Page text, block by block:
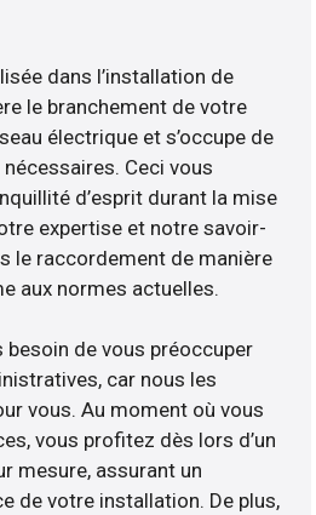
dans l’installation de
le branchement de votre
électrique et s’occupe de
Ceci vous
d’esprit durant la mise
expertise et notre savoir-
le raccordement de manière
aux normes actuelles.
besoin de vous préoccuper
car nous les
vous. Au moment où vous
vous profitez dès lors d’un
mesure, assurant un
de votre installation. De plus,